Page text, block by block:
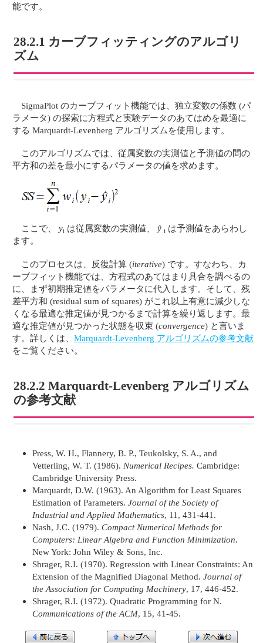
能です。
28.2.1 カーブフィッティングのアルゴリ
ズム
SigmaPlot のカーブフィット機能では、独立変数の係数 (パ
ラメータ) の探索に方程式と実験データのあてはめを最適に
する Marquardt-Levenberg アルゴリズムを使用します。
このアルゴリズムでは、従属変数の実測値と予測値の間の
平方和の差を最小にするパラメータの値を求めます。
ここで、yi は従属変数の実測値、ŷi は予測値をあらわし
ます。
このプロセスは、反復計算 (iterative) です。すなわち、カ
ーブフィット機能では、方程式のあてはまり具合を調べるの
に、まず初期推定値をパラメータに代入します。そして、残
差平方和 (residual sum of squares) がこれ以上有意に減少しな
くなる最適な推定値が見つかるまで計算を繰り返します。最
適な推定値が見つかった状態を収束 (convergence) と言いま
す。詳しくは、Marquardt-Levenberg アルゴリズムの参考文献
をご覧ください。
28.2.2 Marquardt-Levenberg アルゴリズム
の参考文献
Press, W. H., Flannery, B. P., Teukolsky, S. A., and
Vetterling, W. T. (1986). Numerical Recipes. Cambridge:
Cambridge University Press.
Marquardt, D.W. (1963). An Algorithm for Least Squares
Estimation of Parameters. Journal of the Society of
Industrial and Applied Mathematics, 11, 431-441.
Nash, J.C. (1979). Compact Numerical Methods for
Computers: Linear Algebra and Function Minimization.
New York: John Wiley & Sons, Inc.
Shrager, R.I. (1970). Regression with Linear Constraints: An
Extension of the Magnified Diagonal Method. Journal of
the Association for Computing Machinery, 17, 446-452.
Shrager, R.I. (1972). Quadratic Programming for N.
Communications of the ACM, 15, 41-45.